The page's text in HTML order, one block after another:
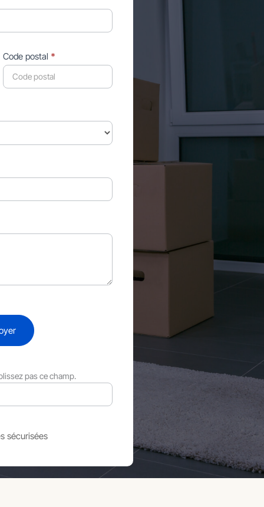
Code postal *
pas ce champ.
sécurisées